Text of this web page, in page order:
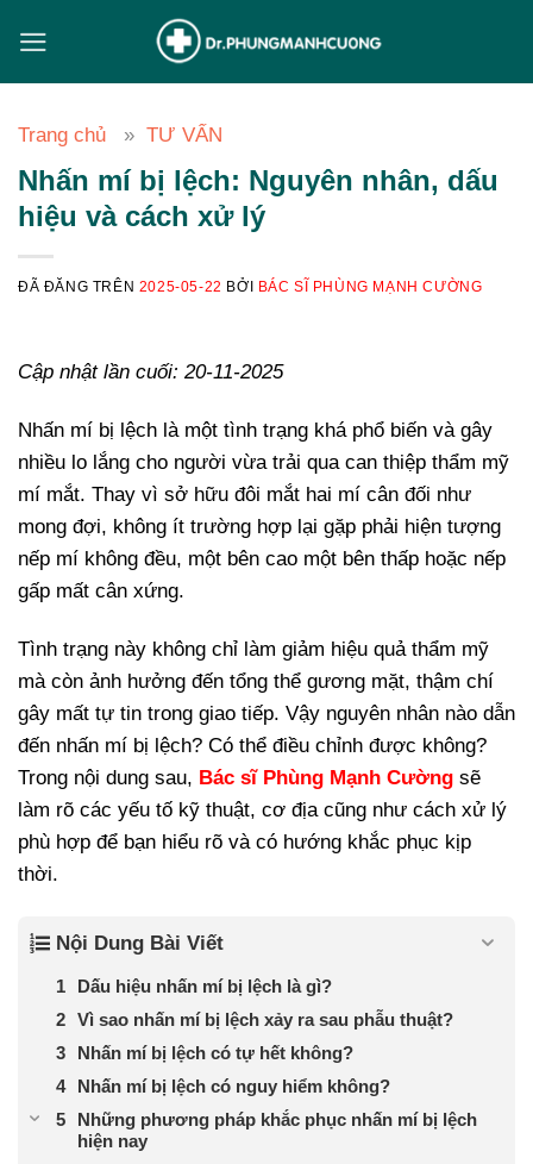
đến
nội
Trang chủ
TƯ VẤN
Nhấn mí bị lệch: Nguyên nhân, dấu
hiệu và cách xử lý
ĐÃ ĐĂNG TRÊN 2025-05-22 BỞI BÁC SĨ PHÙNG MẠNH CƯỜNG
Cập nhật lần cuối: 20-11-2025
Nhấn mí bị lệch là một tình trạng khá phổ biến và gây
nhiều lo lắng cho người vừa trải qua can thiệp thẩm mỹ
mí mắt. Thay vì sở hữu đôi mắt hai mí cân đối như
mong đợi, không ít trường hợp lại gặp phải hiện tượng
nếp mí không đều, một bên cao một bên thấp hoặc nếp
gấp mất cân xứng.
Tình trạng này không chỉ làm giảm hiệu quả thẩm mỹ
mà còn ảnh hưởng đến tổng thể gương mặt, thậm chí
gây mất tự tin trong giao tiếp. Vậy nguyên nhân nào dẫn
đến nhấn mí bị lệch? Có thể điều chỉnh được không?
Trong nội dung sau, Bác sĩ Phùng Mạnh Cường sẽ
làm rõ các yếu tố kỹ thuật, cơ địa cũng như cách xử lý
phù hợp để bạn hiểu rõ và có hướng khắc phục kịp
thời.
Nội Dung Bài Viết
Dấu hiệu nhấn mí bị lệch là gì?
Vì sao nhấn mí bị lệch xảy ra sau phẫu thuật?
Nhấn mí bị lệch có tự hết không?
Nhấn mí bị lệch có nguy hiểm không?
Những phương pháp khắc phục nhấn mí bị lệch
hiện nay